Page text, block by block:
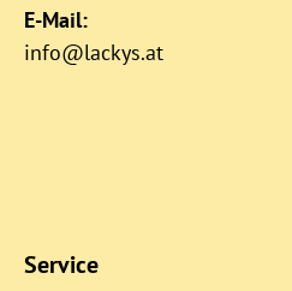
E-Mail:
info@lackys.at
Service